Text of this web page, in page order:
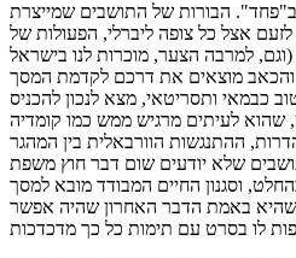
הבורות של התושבים שמייצרת
אצל כל צופה ליברלי, הפעולות של
(וגם, למרבה הצער, מוכרות לנו בישראל
והכאב מוצאים את דרכם לקדמת המסך
כבמאי ותסריטאי, מצא לנכון להכניס
שהוא לעיתים מרגיש ממש כמו קומדיה
ההתנגשות הוורבאלית בין המהגר
שלא יודעים שום דבר חוץ משפת
וסגנון החיים המבודד מובא למסך
שהיא באמת הדבר האחרון שהיה אפשר